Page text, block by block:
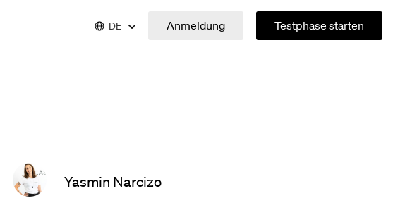
DE Anmeldung Testphase starten
Yasmin Narcizo